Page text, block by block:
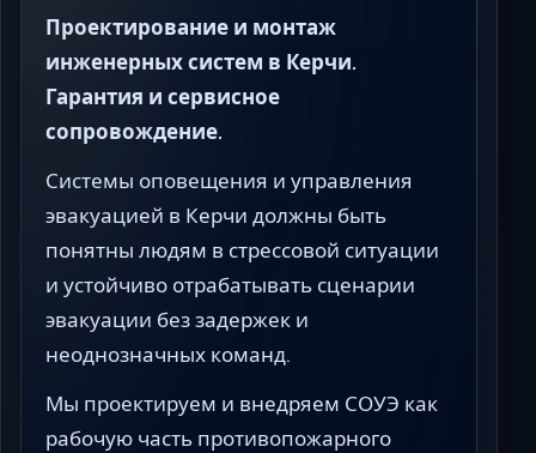
Проектирование и монтаж
инженерных систем в Керчи.
Гарантия и сервисное
сопровождение.
Системы оповещения и управления
эвакуацией в Керчи должны быть
понятны людям в стрессовой ситуации
и устойчиво отрабатывать сценарии
эвакуации без задержек и
неоднозначных команд.
Мы проектируем и внедряем СОУЭ как
рабочую часть противопожарного